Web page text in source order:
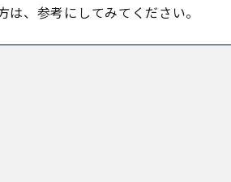
、参考にしてみてください。